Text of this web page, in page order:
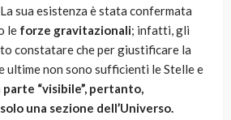
sua esistenza è stata confermata
le forze gravitazionali; infatti, gli
constatare che per giustificare la
ultime non sono sufficienti le Stelle e
parte “visibile”, pertanto,
una sezione dell’Universo.